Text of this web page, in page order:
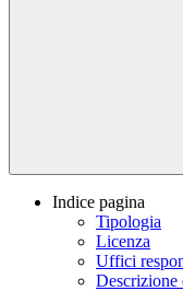
Indice pagina
Tipologia
Licenza
Uffici
Descrizione